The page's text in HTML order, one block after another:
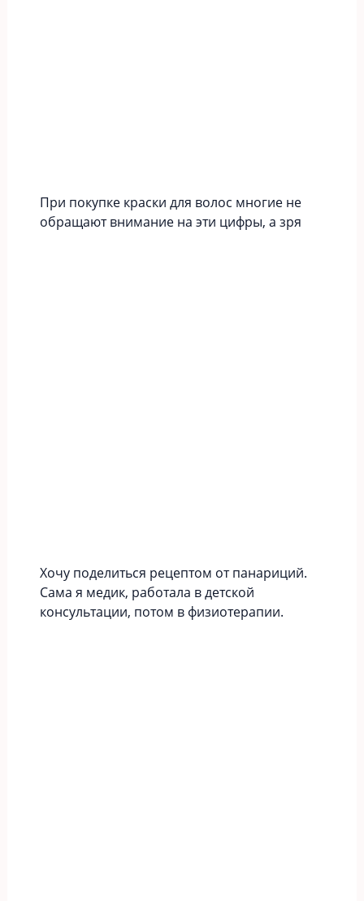
При покупке краски для волос многие не
обращают внимание на эти цифры, а зря
Хочу поделиться рецептом от панариций.
Сама я медик, работала в детской
консультации, потом в физиотерапии.